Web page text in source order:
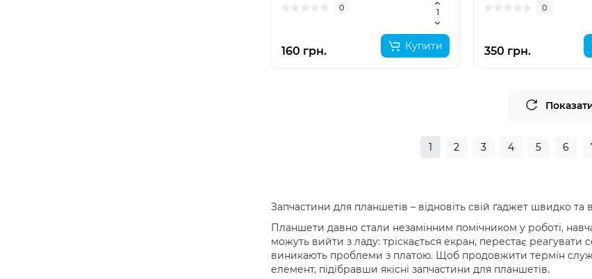
0
160 грн. Купити
0
350 грн.
1 2 3 4 5 6
Запчастини для планшетів – відновіть свій ґаджет швидко та
Планшети давно стали незамінним помічником у роботі,
можуть вийти з ладу: тріскається екран, перестає
виникають проблеми з платою. Щоб продовжити термін
елемент, підібравши якісні запчастини для планшетів.